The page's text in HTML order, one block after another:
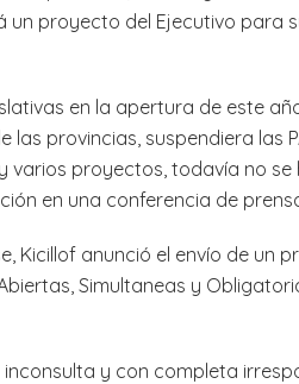
un proyecto del Ejecutivo para
en la apertura de este
provincias, suspendiera las
varios proyectos, todavía no se
en una conferencia de
Kicillof anunció el envío de un
Simultaneas y
y con completa